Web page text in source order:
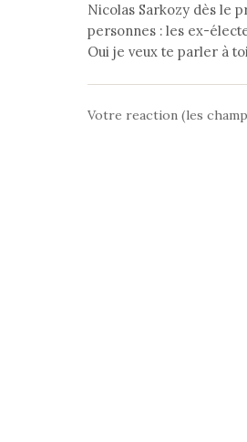
Nicolas Sarkozy dès le
personnes : les ex-
Oui je veux te parler à
Votre reaction (les